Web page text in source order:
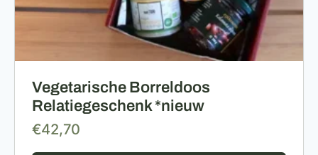
Vegetarische Borreldoos
Relatiegeschenk *nieuw
€42,70